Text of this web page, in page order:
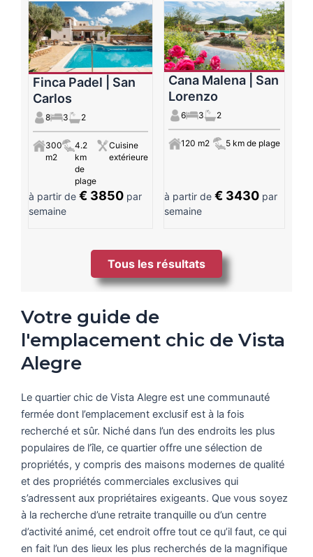
Finca Padel | San
Carlos
8 3 2
300
m2
4.2
km
de
plage
Cuisine
extérieure
à partir de € 3850 par
semaine
Cana Malena | San
Lorenzo
6 3 2
120 m2 5 km de plage
à partir de € 3430par
semaine
Tous les résultats
Votre guide de
l'emplacement chic de Vista
Alegre
Le quartier chic de Vista Alegre est une communauté
fermée dont l’emplacement exclusif est à la fois
recherché et sûr. Niché dans l’un des endroits les plus
populaires de l’île, ce quartier offre une sélection de
propriétés, y compris des maisons modernes de qualité
et des propriétés commerciales exclusives qui
s’adressent aux propriétaires exigeants. Que vous soyez
à la recherche d’une retraite tranquille ou d’un centre
d’activité animé, cet endroit offre tout ce qu’il faut, ce qui
en fait l’un des lieux les plus recherchés de la magnifique